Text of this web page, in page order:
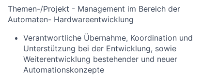
Themen-/Projekt - Management im Bereich der
Automaten- Hardwareentwicklung
Verantwortliche Übernahme, Koordination und
Unterstützung bei der Entwicklung, sowie
Weiterentwicklung bestehender und neuer
Automationskonzepte